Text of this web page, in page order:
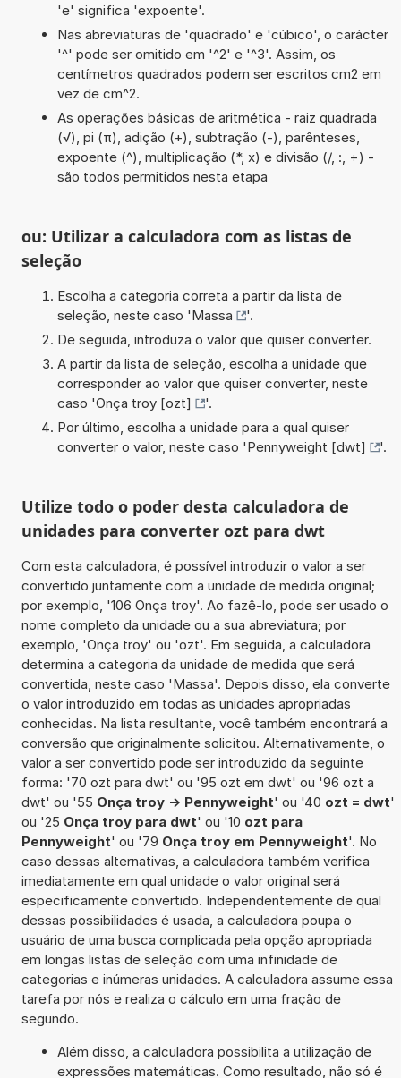
'e' significa 'expoente'.
Nas abreviaturas de 'quadrado' e 'cúbico', o carácter
'^' pode ser omitido em '^2' e '^3'. Assim, os
centímetros quadrados podem ser escritos cm2 em
vez de cm^2.
As operações básicas de aritmética - raiz quadrada
(√), pi (π), adição (+), subtração (-), parênteses,
expoente (^), multiplicação (*, x) e divisão (/, :, ÷) -
são todos permitidos nesta etapa
ou: Utilizar a calculadora com as listas de
seleção
Escolha a categoria correta a partir da lista de
seleção, neste caso 'Massa
'.
De seguida, introduza o valor que quiser converter.
A partir da lista de seleção, escolha a unidade que
corresponder ao valor que quiser converter, neste
caso 'Onça troy [ozt]
'.
Por último, escolha a unidade para a qual quiser
converter o valor, neste caso 'Pennyweight [dwt] '.
Utilize todo o poder desta calculadora de
unidades para converter ozt para dwt
Com esta calculadora, é possível introduzir o valor a ser
convertido juntamente com a unidade de medida original;
por exemplo, '106 Onça troy'. Ao fazê-lo, pode ser usado o
nome completo da unidade ou a sua abreviatura; por
exemplo, 'Onça troy' ou 'ozt'. Em seguida, a calculadora
determina a categoria da unidade de medida que será
convertida, neste caso 'Massa'. Depois disso, ela converte
o valor introduzido em todas as unidades apropriadas
conhecidas. Na lista resultante, você também encontrará a
conversão que originalmente solicitou. Alternativamente, o
valor a ser convertido pode ser introduzido da seguinte
forma: '70 ozt para dwt' ou '95 ozt em dwt' ou '96 ozt a
dwt' ou '55 Onça troy -> Pennyweight' ou '40 ozt = dwt'
ou '25 Onça troy para dwt' ou '10 ozt para
Pennyweight' ou '79 Onça troy em Pennyweight'. No
caso dessas alternativas, a calculadora também verifica
imediatamente em qual unidade o valor original será
especificamente convertido. Independentemente de qual
dessas possibilidades é usada, a calculadora poupa o
usuário de uma busca complicada pela opção apropriada
em longas listas de seleção com uma infinidade de
categorias e inúmeras unidades. A calculadora assume essa
tarefa por nós e realiza o cálculo em uma fração de
segundo.
Além disso, a calculadora possibilita a utilização de
expressões matemáticas. Como resultado, não só é